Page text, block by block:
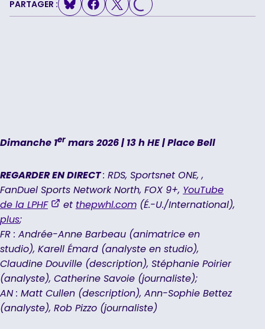
PARTAGER :
Dimanche 1er mars 2026 | 13 h HE | Place Bell
REGARDER EN DIRECT: RDS, Sportsnet ONE, ,
FanDuel Sports Network North, FOX 9+, YouTube
de la LPHF
,
in
a
new
tab
et thepwhl.com(É.-U./International),
plus;
FR : Andrée-Anne Barbeau (animatrice en
studio), Karell Émard (analyste en studio),
Claudine Douville (description), Stéphanie Poirier
(analyste), Catherine Savoie (journaliste);
AN : Matt Cullen (description), Ann-Sophie Bettez
(analyste), Rob Pizzo (journaliste)